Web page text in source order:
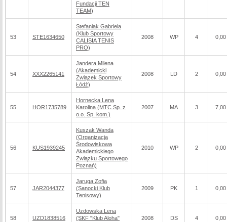
Fundacji TEN
TEAM)
53 STE1634650
Stefaniak Gabriela
(Klub Sportowy
CALISIA TENIS
PRO)
2008 WP 4 0,00
54 XXX2265141
Jandera Milena
(Akademicki
Związek Sportowy
Łódź)
2008 LD 2 0,00
55 HOR1735789
Hornecka Lena
Karolina (MTC Sp. z
o.o. Sp. kom.)
2007 MA 3 7,00
56 KUS1939245
Kuszak Wanda
(Organizacja
Środowiskowa
Akademickiego
Związku Sportowego
Poznań)
2010 WP 2 0,00
57 JAR2044377
Jaruga Zofia
(Sanocki Klub
Tenisowy)
2009 PK 1 0,00
58 UZD1838516
Uzdowska Lena
(SKF "Klub Aloha"
2008 DS 4 0,00